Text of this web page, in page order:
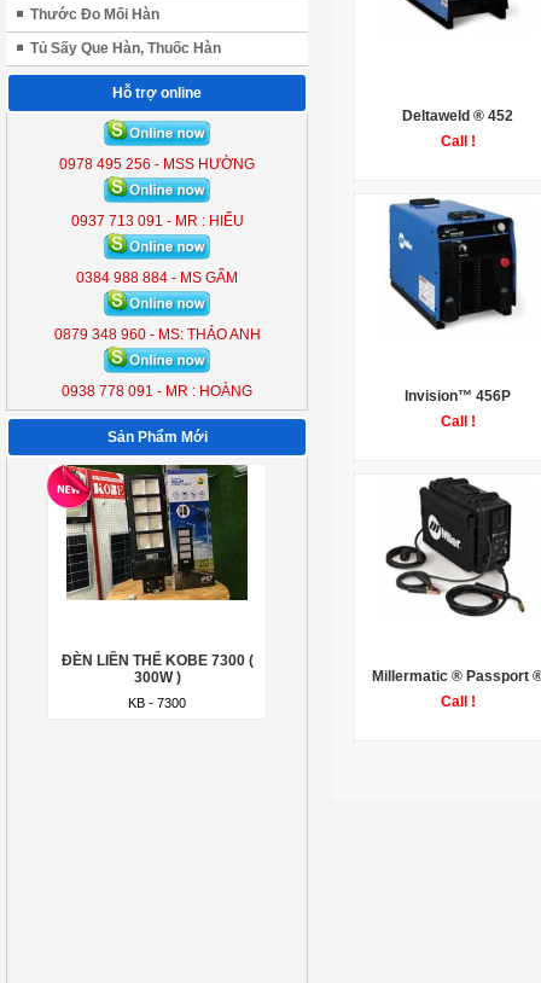
Thước Đo Mối Hàn
Tủ Sấy Que Hàn, Thuốc Hàn
Hỗ trợ online
0978 495 256 - MSS HƯỜNG
0937 713 091 - MR : HIẾU
0384 988 884 - MS GẤM
0879 348 960 - MS: THẢO ANH
0938 778 091 - MR : HOÀNG
Sản Phẩm Mới
ĐÈN LIỀN THỂ KOBE 7300 (
300W )
KB - 7300
ĐÈN LIỀN THỂ KOBE 7300 (
300W )
KB - 7300
ĐÈN LIỀN THỂ KOBE 7300 (
300W )
KB - 7300
Deltaweld ® 452
Call !
Invision™ 456P
Call !
Millermatic ® Passport
Call !